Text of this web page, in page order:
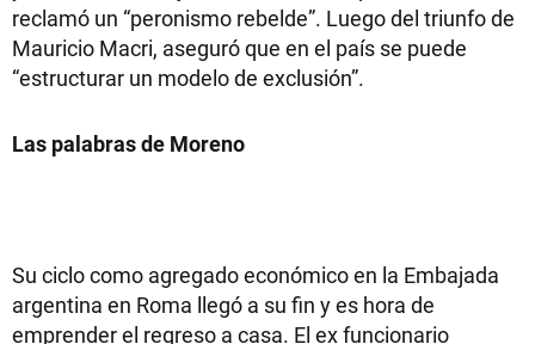
reclamó un “peronismo rebelde”. Luego del triunfo de
Mauricio Macri, aseguró que en el país se puede
“estructurar un modelo de exclusión”.
Las palabras de Moreno
Su ciclo como agregado económico en la Embajada
argentina en Roma llegó a su fin y es hora de
emprender el regreso a casa. El ex funcionario